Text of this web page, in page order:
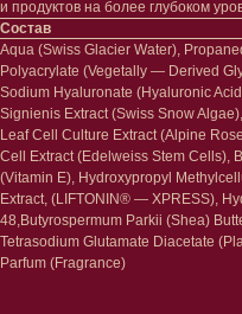
и продуктов на более глубоком
Состав
Aqua (Swiss Glacier Water),
Polyacrylate (Vegetally — Derived
Sodium Hyaluronate (Hyaluronic
Signienis Extract (Swiss Snow
Leaf Cell Culture Extract (Alpine
Cell Extract (Edelweiss Stem Cells),
(Vitamin E), Hydroxypropyl
Extract, (LIFTONIN® — XPRESS),
48,Butyrospermum Parkii (Shea)
Tetrasodium Glutamate Diacetate
Parfum (Fragrance)
Клиентам
Система лояльности
Доставка и самовывоз
Оплата и возврат
Согласие на обработку
персональных данных
Политика
конфиденциальности
Договор оферта
Спреи
Средства для укладки